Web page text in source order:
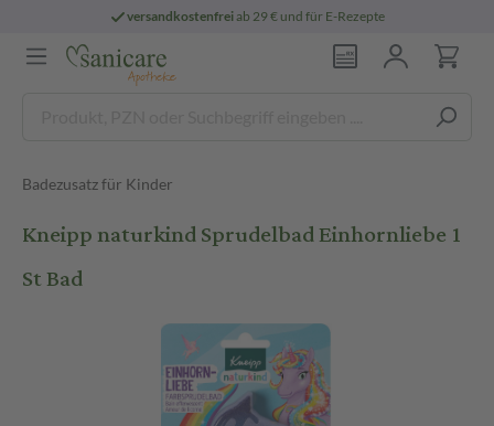
versandkostenfreiab 29 € und für E-Rezepte
Badezusatz für Kinder
Kneipp naturkind Sprudelbad Einhornliebe 1
St Bad